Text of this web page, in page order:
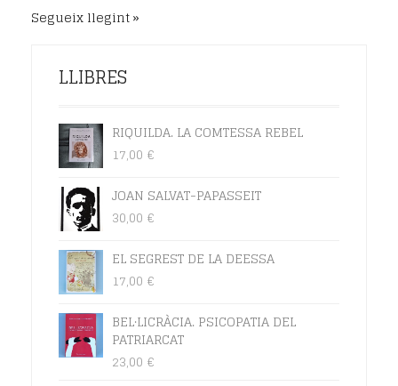
Segueix llegint
LLIBRES
RIQUILDA. LA COMTESSA REBEL
17,00 €
JOAN SALVAT-PAPASSEIT
30,00 €
EL SEGREST DE LA DEESSA
17,00 €
BEL·LICRÀCIA. PSICOPATIA DEL
PATRIARCAT
23,00 €